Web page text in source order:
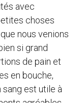
avec
choses
nous venions
si grand
de pain et
en bouche,
est utile à